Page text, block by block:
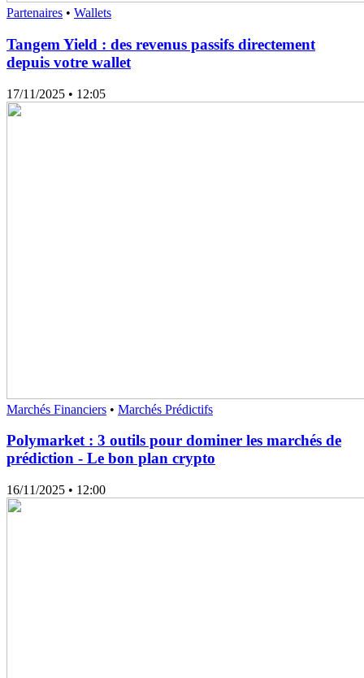
Partenaires • Wallets
Tangem Yield : des revenus passifs directement
depuis votre wallet
17/11/2025 • 12:05
Marchés Financiers • Marchés Prédictifs
Polymarket : 3 outils pour dominer les marchés de
prédiction - Le bon plan crypto
16/11/2025 • 12:00